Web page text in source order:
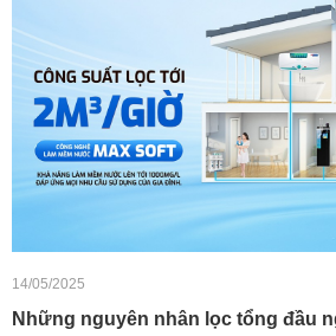
14/05/2025
Những nguyên nhân lọc tổng đầu